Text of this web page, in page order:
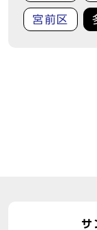
宮前区
サ